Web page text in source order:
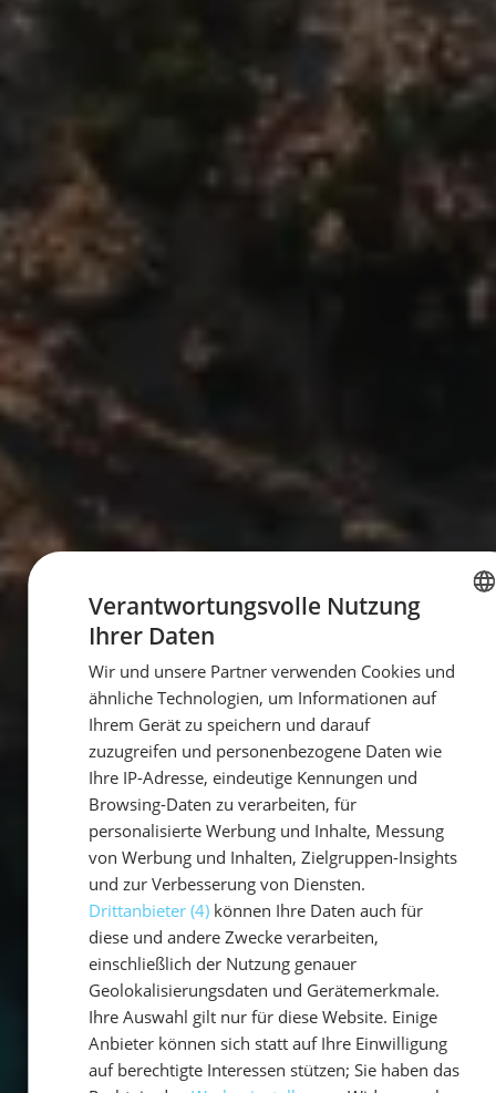
GERMAN
Verantwortungsvolle Nutzung
Ihrer Daten
Wir und unsere Partner verwenden Cookies und
ähnliche Technologien, um Informationen auf
Ihrem Gerät zu speichern und darauf
zuzugreifen und personenbezogene Daten wie
Ihre IP-Adresse, eindeutige Kennungen und
Browsing-Daten zu verarbeiten, für
personalisierte Werbung und Inhalte, Messung
von Werbung und Inhalten, Zielgruppen-Insights
und zur Verbesserung von Diensten.
Drittanbieter (4)können Ihre Daten auch für
diese und andere Zwecke verarbeiten,
einschließlich der Nutzung genauer
Geolokalisierungsdaten und Gerätemerkmale.
Ihre Auswahl gilt nur für diese Website. Einige
Anbieter können sich statt auf Ihre Einwilligung
auf berechtigte Interessen stützen; Sie haben das